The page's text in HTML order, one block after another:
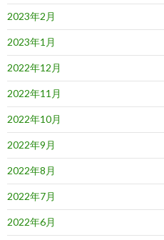
2023年2月
2023年1月
2022年12月
2022年11月
2022年10月
2022年9月
2022年8月
2022年7月
2022年6月